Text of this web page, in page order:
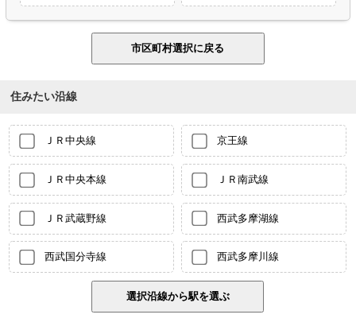
住みたい沿線
ＪＲ中央線 京王線
ＪＲ中央本線 ＪＲ南武線
ＪＲ武蔵野線 西武多摩湖線
西武国分寺線 西武多摩川線